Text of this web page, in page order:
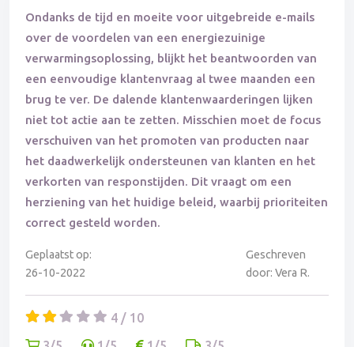
Ondanks de tijd en moeite voor uitgebreide e-mails
over de voordelen van een energiezuinige
verwarmingsoplossing, blijkt het beantwoorden van
een eenvoudige klantenvraag al twee maanden een
brug te ver. De dalende klantenwaarderingen lijken
niet tot actie aan te zetten. Misschien moet de focus
verschuiven van het promoten van producten naar
het daadwerkelijk ondersteunen van klanten en het
verkorten van responstijden. Dit vraagt om een
herziening van het huidige beleid, waarbij prioriteiten
correct gesteld worden.
Geplaatst op:
26-10-2022
Geschreven
door: Vera R.
4 / 10